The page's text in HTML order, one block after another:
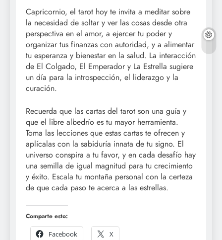
Capricornio, el tarot hoy te invita a meditar sobre
la necesidad de soltar y ver las cosas desde otra
perspectiva en el amor, a ejercer tu poder y
organizar tus finanzas con autoridad, y a alimentar
tu esperanza y bienestar en la salud. La interacción
de El Colgado, El Emperador y La Estrella sugiere
un día para la introspección, el liderazgo y la
curación.
Recuerda que las cartas del tarot son una guía y
que el libre albedrío es tu mayor herramienta.
Toma las lecciones que estas cartas te ofrecen y
aplícalas con la sabiduría innata de tu signo. El
universo conspira a tu favor, y en cada desafío hay
una semilla de igual magnitud para tu crecimiento
y éxito. Escala tu montaña personal con la certeza
de que cada paso te acerca a las estrellas.
Comparte esto:
Facebook
X